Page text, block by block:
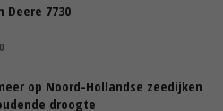
Deere 7730
op Noord-Hollandse zeedijken
droogte